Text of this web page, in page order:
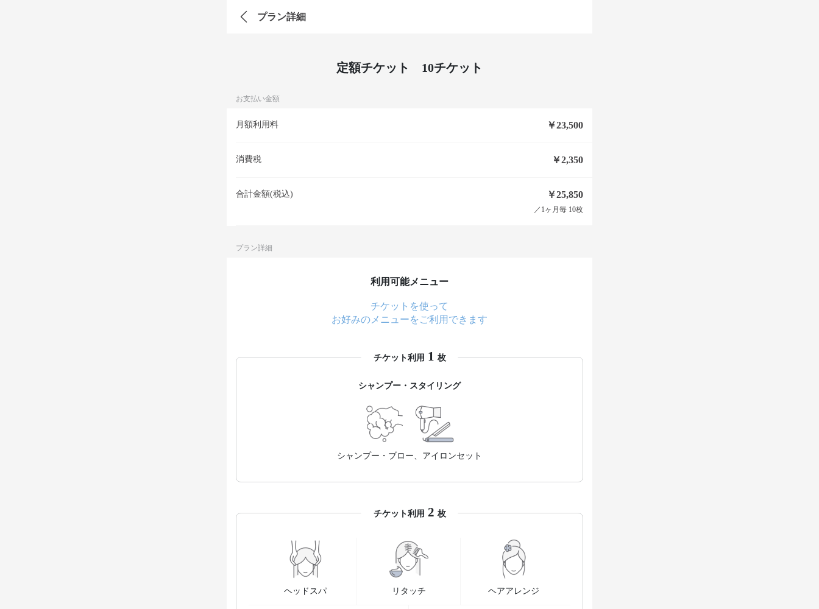
プラン詳細
定額チケット 10チケット
お支払い金額
月額利用料 ￥23,500
消費税 ￥2,350
合計金額(税込) ￥25,850
／1ヶ月毎 10枚
プラン詳細
利用可能メニュー
チケットを使って
お好みのメニューをご利用できます
チケット利用 1 枚
シャンプー・スタイリング
シャンプー・ブロー、アイロンセット
チケット利用 2 枚
ヘッドスパ リタッチ ヘアアレンジ